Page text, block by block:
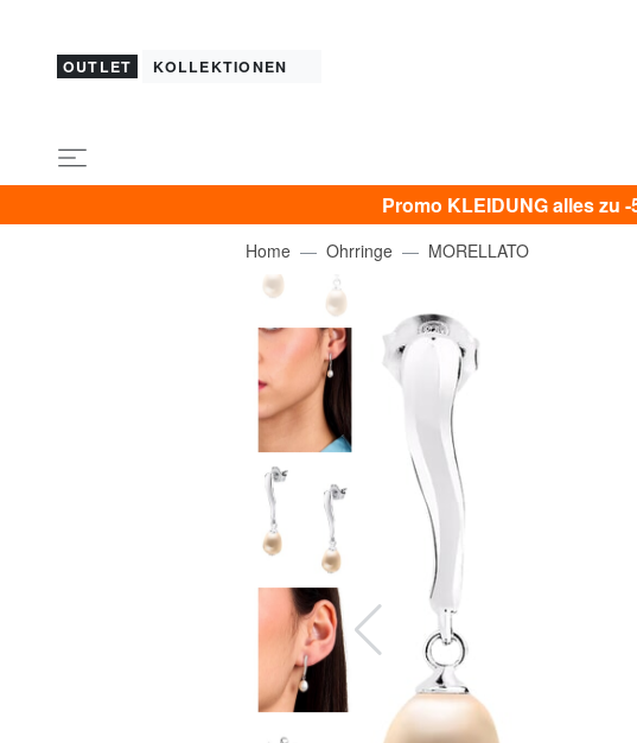
OUTLET KOLLEKTIONEN
Promo KLEIDUNG alles zu
Home Ohrringe MORELLATO